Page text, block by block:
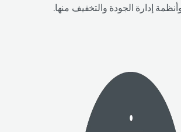
وأنظمة إدارة الجودة والتخفيف منها.